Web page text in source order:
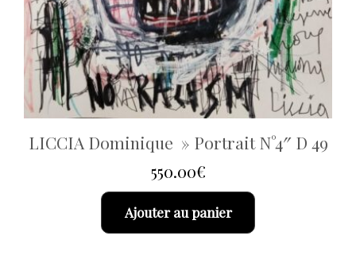
LICCIA Dominique » Portrait N°4″ D 49
550.00€
Ajouter au panier